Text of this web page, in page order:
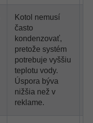
Kotol nemusí
často
kondenzovať,
pretože systém
potrebuje vyššiu
teplotu vody.
Úspora býva
nižšia než v
reklame.